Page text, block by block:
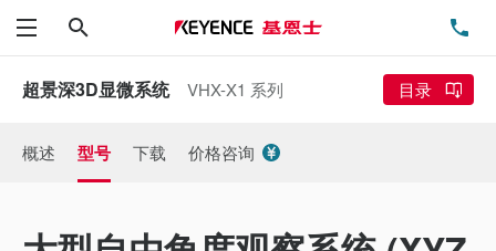
菜单
超景深3D显微系统 VHX-X1 系列 目录
概述 型号 下载 价格咨询